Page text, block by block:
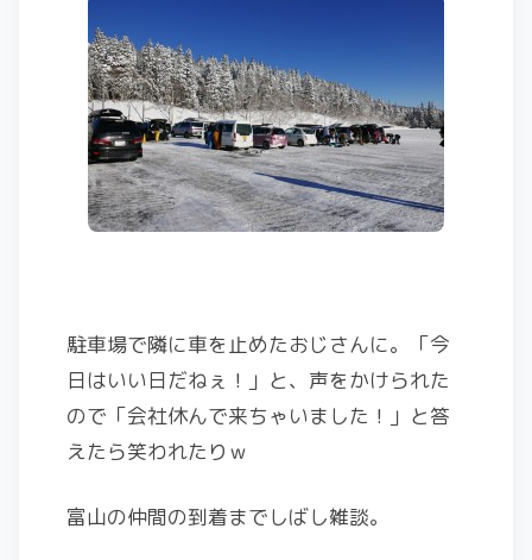
駐車場で隣に車を止めたおじさんに。「今
日はいい日だねぇ！」と、声をかけられた
ので「会社休んで来ちゃいました！」と答
えたら笑われたりｗ
富山の仲間の到着までしばし雑談。